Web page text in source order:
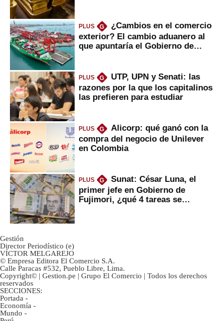
PLUS G
¿Cambios en el comercio
exterior? El cambio aduanero al
que apuntaría el Gobierno de
PLUS G
UTP, UPN y Senati: las
razones por la que los capitalinos
las prefieren para estudiar
PLUS G
Alicorp: qué ganó con la
compra del negocio de Unilever
en Colombia
PLUS G
Sunat: César Luna, el
primer jefe en Gobierno de
Fujimori, ¿qué 4 tareas se
Gestión
Director Periodístico (e)
VÍCTOR MELGAREJO
© Empresa Editora El Comercio S.A.
Calle Paracas #532, Pueblo Libre, Lima.
Copyright© | Gestion.pe | Grupo El Comercio | Todos los derechos
reservados
SECCIONES:
Portada -
Economía -
Mundo -